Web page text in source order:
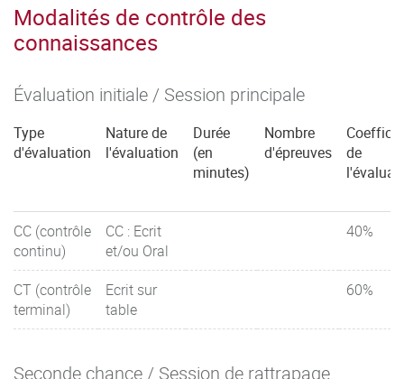
Modalités de contrôle des
connaissances
Évaluation initiale / Session principale
Type
d'évaluation
Nature de
l'évaluation
Durée
(en
minutes)
Nombre
d'épreuves
de
CC (contrôle
continu)
CC : Ecrit
et/ou Oral
40%
CT (contrôle
terminal)
Ecrit sur
table
60%
Seconde chance / Session de rattrapage